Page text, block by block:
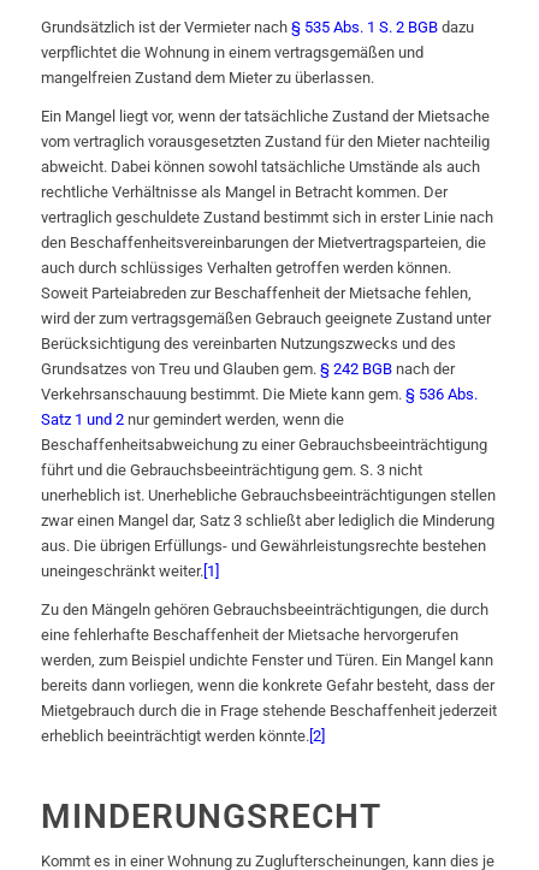
Grundsätzlich ist der Vermieter nach§ 535 Abs. 1 S. 2 BGBdazu
verpflichtet die Wohnung in einem vertragsgemäßen und
mangelfreien Zustand dem Mieter zu überlassen.
Ein Mangel liegt vor, wenn der tatsächliche Zustand der Mietsache
vom vertraglich vorausgesetzten Zustand für den Mieter nachteilig
abweicht. Dabei können sowohl tatsächliche Umstände als auch
rechtliche Verhältnisse als Mangel in Betracht kommen. Der
vertraglich geschuldete Zustand bestimmt sich in erster Linie nach
den Beschaffenheitsvereinbarungen der Mietvertragsparteien, die
auch durch schlüssiges Verhalten getroffen werden können.
Soweit Parteiabreden zur Beschaffenheit der Mietsache fehlen,
wird der zum vertragsgemäßen Gebrauch geeignete Zustand unter
Berücksichtigung des vereinbarten Nutzungszwecks und des
Grundsatzes von Treu und Glauben gem. § 242 BGBnach der
Verkehrsanschauung bestimmt. Die Miete kann gem. § 536 Abs.
Satz 1 und 2nur gemindert werden, wenn die
Beschaffenheitsabweichung zu einer Gebrauchsbeeinträchtigung
führt und die Gebrauchsbeeinträchtigung gem. S. 3 nicht
unerheblich ist. Unerhebliche Gebrauchsbeeinträchtigungen stellen
zwar einen Mangel dar, Satz 3 schließt aber lediglich die Minderung
aus. Die übrigen Erfüllungs- und Gewährleistungsrechte bestehen
uneingeschränkt weiter. [1]
Zu den Mängeln gehören Gebrauchsbeeinträchtigungen, die durch
eine fehlerhafte Beschaffenheit der Mietsache hervorgerufen
werden, zum Beispiel undichte Fenster und Türen. Ein Mangel kann
bereits dann vorliegen, wenn die konkrete Gefahr besteht, dass der
Mietgebrauch durch die in Frage stehende Beschaffenheit jederzeit
erheblich beeinträchtigt werden könnte. [2]
MINDERUNGSRECHT
Kommt es in einer Wohnung zu Zuglufterscheinungen, kann dies je